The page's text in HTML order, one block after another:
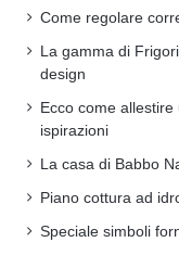
Come regolare
La gamma di
design
Ecco come
ispirazioni
La casa di Babbo
Piano cottura ad
Speciale simboli